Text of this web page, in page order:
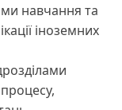
навчання та
іноземних